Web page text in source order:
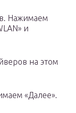
Нажимаем
и
на этом
«Далее».